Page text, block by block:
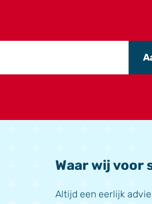
Waar wij voor
Altijd een eerlijk